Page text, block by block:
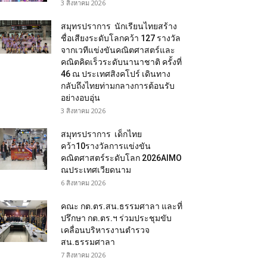
3 สิงหาคม 2026
สมุทรปราการ นักเรียนไทยสร้าง
ชื่อเสียงระดับโลกคว้า 127 รางวัล
จากเวทีแข่งขันคณิตศาสตร์และ
คณิตคิดเร็วระดับนานาชาติ ครั้งที่
46 ณ ประเทศสิงคโปร์ เดินทาง
กลับถึงไทยท่ามกลางการต้อนรับ
อย่างอบอุ่น
3 สิงหาคม 2026
สมุทรปราการ เด็กไทย
คว้า10รางวัลการแข่งขัน
คณิตศาสตร์ระดับโลก 2026AIMO
ณประเทศเวียดนาม
6 สิงหาคม 2026
คณะ กต.ตร.สน.ธรรมศาลา และที่
ปรึกษา กต.ตร.ฯ ร่วมประชุมขับ
เคลื่อนบริหารงานตำรวจ
สน.ธรรมศาลา
7 สิงหาคม 2026